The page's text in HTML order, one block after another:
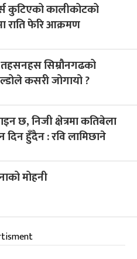
कुटिएको कालीकोटको
राति फेरि आक्रमण
सिम्रौनगढको
कसरी जोगायो ?
छ, निजी क्षेत्रमा कतिबेला
दिन हुँदैन : रवि लामिछाने
मोहनी